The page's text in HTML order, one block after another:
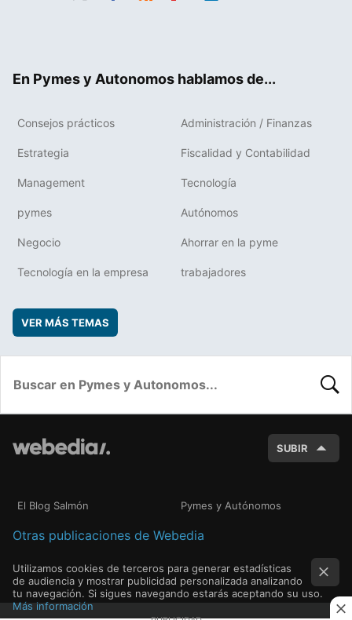
En Pymes y Autonomos hablamos de...
Consejos prácticos Administración / Finanzas
Estrategia Fiscalidad y Contabilidad
Management Tecnología
pymes Autónomos
Negocio Ahorrar en la pyme
Tecnología en la empresa trabajadores
VER MÁS TEMAS
SUBIR
El Blog Salmón Pymes y Autónomos
Otras publicaciones de Webedia
Utilizamos cookies de terceros para generar estadísticas
de audiencia y mostrar publicidad personalizada analizando
tu navegación. Si sigues navegando estarás aceptando su uso.
Más información